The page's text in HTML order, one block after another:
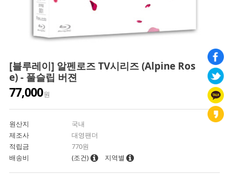
[블루레이] 알펜로즈 TV시리즈 (Alpine Ros
e) - 풀슬립 버젼
77,000원
원산지
국내
제조사
대영팬더
적립금
770원
배송비
(조건) 지역별